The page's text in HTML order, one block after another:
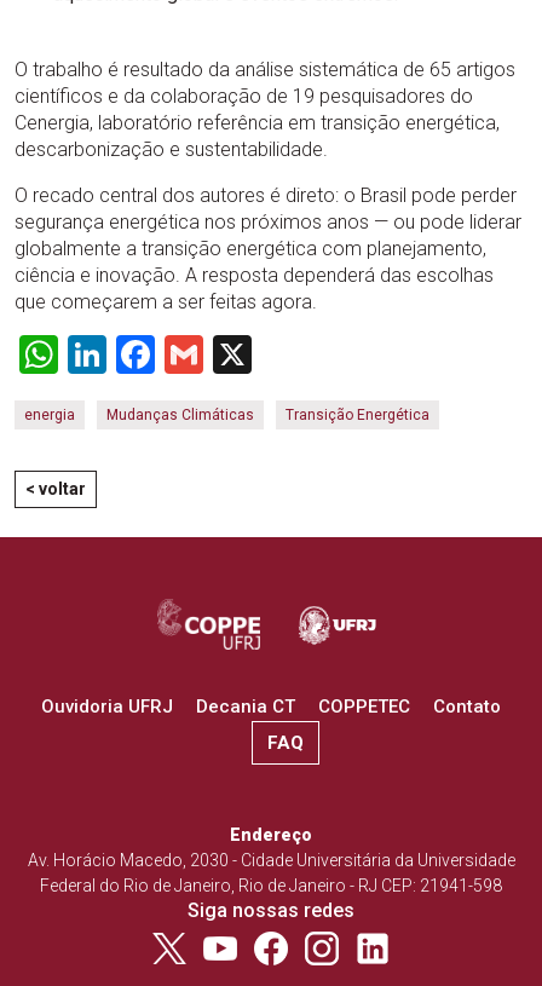
O trabalho é resultado da análise sistemática de 65 artigos
científicos e da colaboração de 19 pesquisadores do
Cenergia, laboratório referência em transição energética,
descarbonização e sustentabilidade.
O recado central dos autores é direto: o Brasil pode perder
segurança energética nos próximos anos — ou pode liderar
globalmente a transição energética com planejamento,
ciência e inovação. A resposta dependerá das escolhas
que começarem a ser feitas agora.
WhatsApp
LinkedIn
Facebook
Gmail
energia Mudanças Climáticas Transição Energética
< voltar
Ouvidoria UFRJ Decania CT COPPETEC
Contato
FAQ
Endereço
Av. Horácio Macedo, 2030 - Cidade Universitária da Universidade
Federal do Rio de Janeiro, Rio de Janeiro - RJ CEP: 21941-598
Siga nossas redes